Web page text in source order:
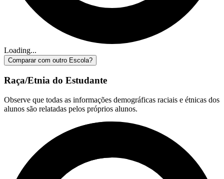
Loading...
Comparar com outro Escola?
Raça/Etnia do Estudante
Observe que todas as informações demográficas raciais e étnicas dos
alunos são relatadas pelos próprios alunos.